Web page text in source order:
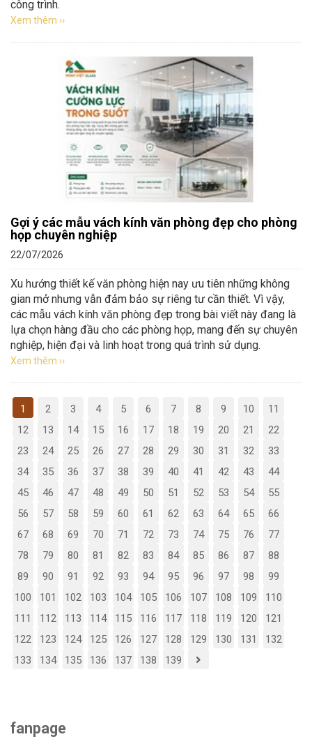
công trình.
Xem thêm ››
Gợi ý các mẫu vách kính văn phòng đẹp cho phòng
họp chuyên nghiệp
22/07/2026
Xu hướng thiết kế văn phòng hiện nay ưu tiên những không
gian mở nhưng vẫn đảm bảo sự riêng tư cần thiết. Vì vậy,
các mẫu vách kính văn phòng đẹp trong bài viết này đang là
lựa chọn hàng đầu cho các phòng họp, mang đến sự chuyên
nghiệp, hiện đại và linh hoạt trong quá trình sử dụng.
Xem thêm ››
1 2 3 4 5 6 7 8 9 10
11
12
13 14 15 16 17 18 19 20 21
22
23
24 25 26 27 28 29 30 31 32
33
34
35 36 37 38 39 40 41 42 43
44
45
46 47 48 49 50 51 52 53 54
55
56
57 58 59 60 61 62 63 64 65
66
67
68 69 70 71 72 73 74 75 76
77
78
79 80 81 82 83 84 85 86 87
88
89
90 91 92 93 94 95 96 97 98
99
100
101 102 103 104 105 106 107 108 109
110
111
112 113 114 115 116 117 118 119 120
121
122
123 124 125 126 127 128 129 130 131
132
133
134 135 136 137 138 139
fanpage